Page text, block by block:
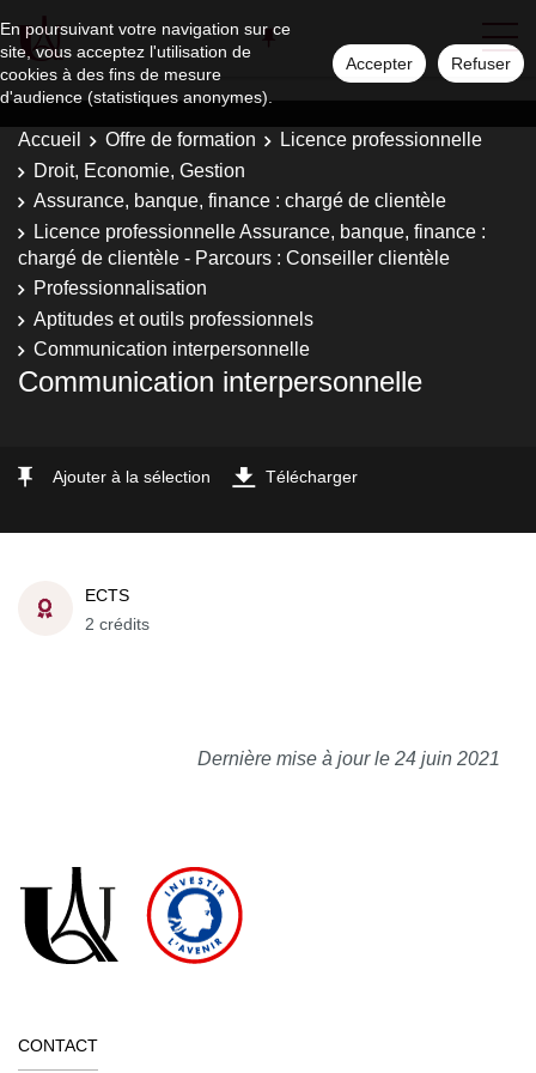
En poursuivant votre navigation sur ce
site, vous acceptez l'utilisation de
cookies à des fins de mesure
d'audience (statistiques anonymes).
Accepter Refuser
Accueil Offre de formation
Licence professionnelle
Droit, Economie, Gestion
Assurance, banque, finance : chargé de clientèle
Licence professionnelle Assurance, banque, finance :
chargé de clientèle - Parcours : Conseiller clientèle
Professionnalisation
Aptitudes et outils professionnels
Communication interpersonnelle
Communication interpersonnelle
Ajouter à la sélection Télécharger
ECTS
2 crédits
Dernière mise à jour le 24 juin 2021
CONTACT